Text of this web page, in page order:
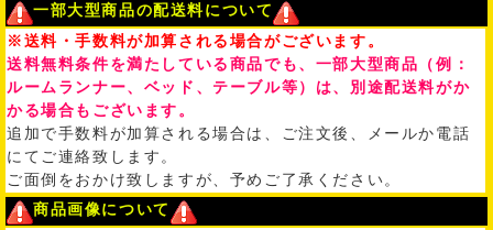
一部大型商品の配送料について
※送料・手数料が加算される場合がございます。
送料無料条件を満たしている商品でも、一部大型商品（例：
ルームランナー、ベッド、テーブル等）は、別途配送料がか
かる場合もございます。
追加で手数料が加算される場合は、ご注文後、メールか電話
にてご連絡致します。
ご面倒をおかけ致しますが、予めご了承ください。
商品画像について